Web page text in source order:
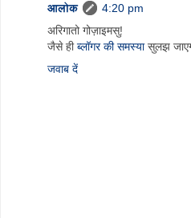
आलोक
4:20 pm
अरिगातो गोज़ाइमसु!
जैसे हीब्लॉगर की समस्यासुलझ
जवाब दें